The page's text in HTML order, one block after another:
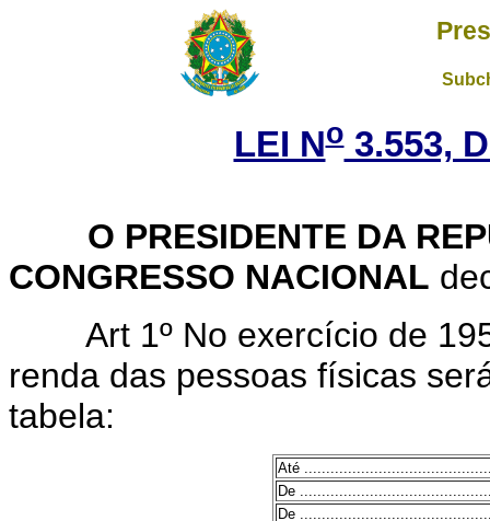
LEI No3.553,
O PRESIDENTE DA
CONGRESSO NACIONAL
Art 1º No exercício de
renda das pessoas físicas
tabela:
Até
De
De